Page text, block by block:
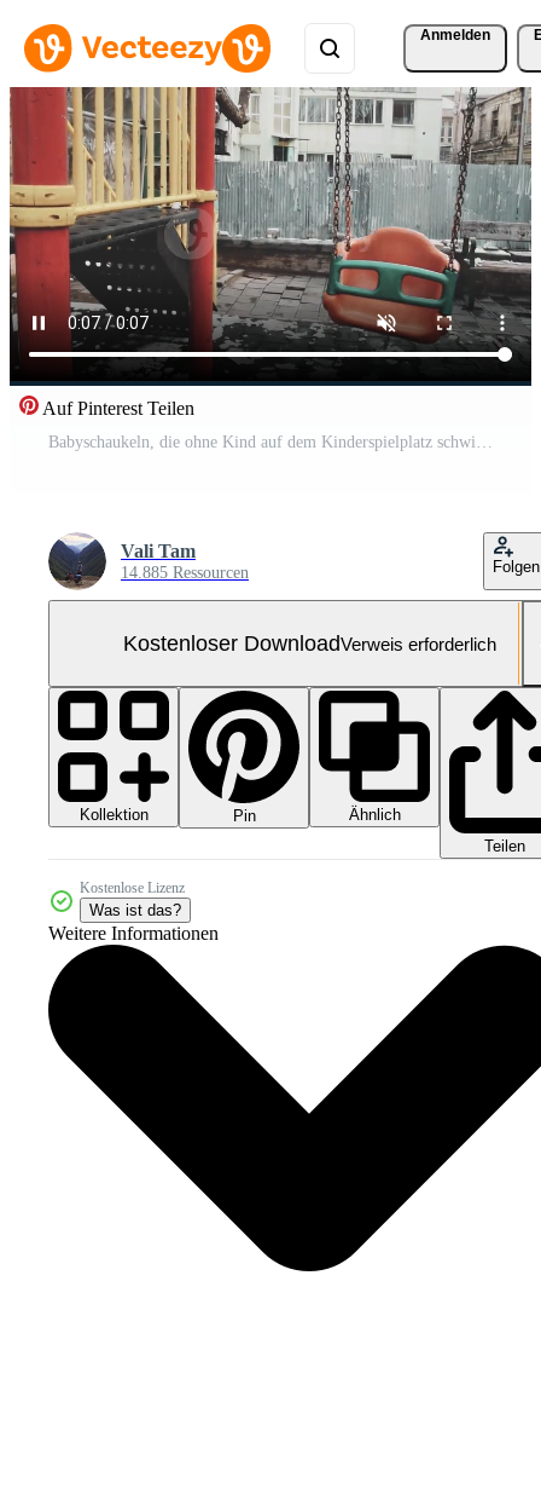
Anmelden
Auf Pinterest Teilen
Babyschaukeln, die ohne Kind auf dem Kinderspielplatz schwingen. konzept von trauer und babyverlust Kostenloses Video
Vali Tam
14.885 Ressourcen Folgen
Kostenloser DownloadVerweis erforderlich
Kollektion Pin
Ähnlich
Teilen
Kostenlose Lizenz
Was ist das?
Weitere Informationen